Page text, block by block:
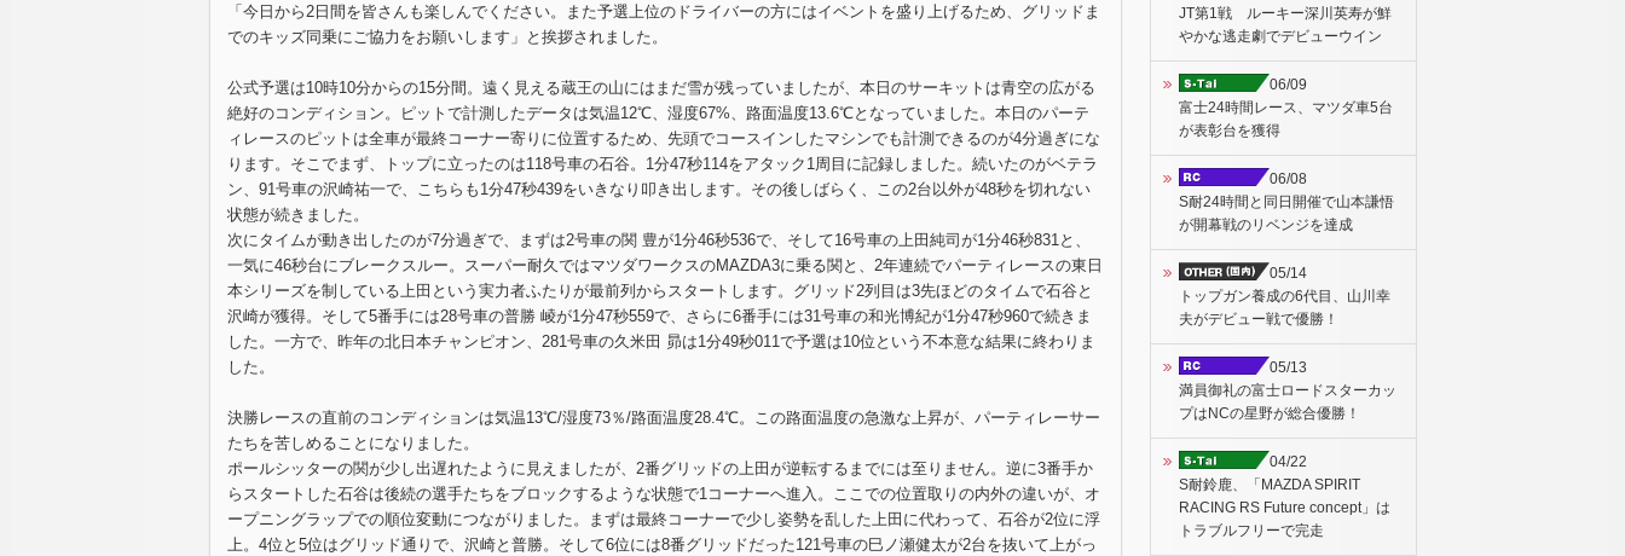
「今日から2日間を皆さんも楽しんでください。また予選上位のドライバーの方にはイベントを盛り上げるため、グリッドま
でのキッズ同乗にご協力をお願いします」と挨拶されました。
公式予選は10時10分からの15分間。遠く見える蔵王の山にはまだ雪が残っていましたが、本日のサーキットは青空の広がる
絶好のコンディション。ピットで計測したデータは気温12℃、湿度67%、路面温度13.6℃となっていました。本日のパーテ
ィレースのピットは全車が最終コーナー寄りに位置するため、先頭でコースインしたマシンでも計測できるのが4分過ぎにな
ります。そこでまず、トップに立ったのは118号車の石谷。1分47秒114をアタック1周目に記録しました。続いたのがベテラ
ン、91号車の沢崎祐一で、こちらも1分47秒439をいきなり叩き出します。その後しばらく、この2台以外が48秒を切れない
状態が続きました。
次にタイムが動き出したのが7分過ぎで、まずは2号車の関 豊が1分46秒536で、そして16号車の上田純司が1分46秒831と、
一気に46秒台にブレークスルー。スーパー耐久ではマツダワークスのMAZDA3に乗る関と、2年連続でパーティレースの東日
本シリーズを制している上田という実力者ふたりが最前列からスタートします。グリッド2列目は3先ほどのタイムで石谷と
沢崎が獲得。そして5番手には28号車の普勝 崚が1分47秒559で、さらに6番手には31号車の和光博紀が1分47秒960で続きま
した。一方で、昨年の北日本チャンピオン、281号車の久米田 昴は1分49秒011で予選は10位という不本意な結果に終わりま
した。
決勝レースの直前のコンディションは気温13℃/湿度73％/路面温度28.4℃。この路面温度の急激な上昇が、パーティレーサー
たちを苦しめることになりました。
ポールシッターの関が少し出遅れたように見えましたが、2番グリッドの上田が逆転するまでには至りません。逆に3番手か
らスタートした石谷は後続の選手たちをブロックするような状態で1コーナーへ進入。ここでの位置取りの内外の違いが、オ
ープニングラップでの順位変動につながりました。まずは最終コーナーで少し姿勢を乱した上田に代わって、石谷が2位に浮
上。4位と5位はグリッド通りで、沢崎と普勝。そして6位には8番グリッドだった121号車の巳ノ瀬健太が2台を抜いて上がっ
JT第1戦 ルーキー深川英寿が鮮
やかな逃走劇でデビューウイン
06/09
富士24時間レース、マツダ車5台
が表彰台を獲得
06/08
S耐24時間と同日開催で山本謙悟
が開幕戦のリベンジを達成
05/14
トップガン養成の6代目、山川幸
夫がデビュー戦で優勝！
05/13
満員御礼の富士ロードスターカッ
プはNCの星野が総合優勝！
04/22
S耐鈴鹿、「MAZDA SPIRIT
RACING RS Future concept」は
トラブルフリーで完走